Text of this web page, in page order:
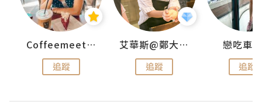
Coffeemeetjojo
追蹤
艾華斯@鄭大小姐工房
追蹤
戀吃車
追蹤